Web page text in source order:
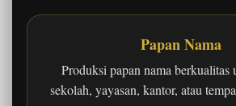
Papan Nama
Produksi papan nama berkualitas
sekolah, yayasan, kantor, atau